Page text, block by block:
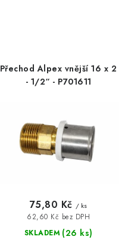
Doprava a platba
Přechod Alpex vnější 16 x 2
- 1/2“ - P701611
SKLADEM (26 ks)
62,60 Kč bez DPH
75,80 Kč / ks